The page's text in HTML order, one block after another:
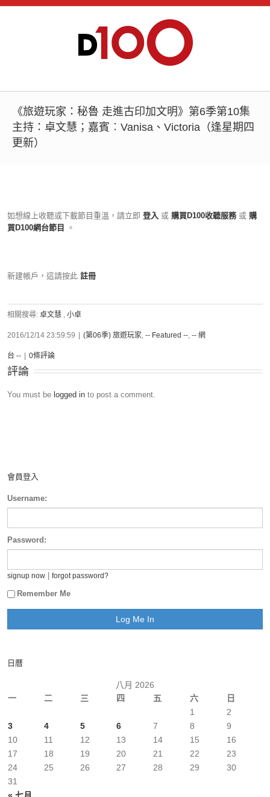
《旅遊玩家：秘魯 走進古印加文明》第6季第10集
主持：卓文慧；嘉賓︰Vanisa、Victoria（逢星期四
更新）
如想線上收聽或下載節目重溫，請立即 登入 或 購買D100收聽服務 或 購
買D100網台節目
。
新建帳戶，這請按此 註冊
相關搜尋: 卓文慧 , 小卓
2016/12/14 23:59:59 (第06季) 旅遊玩家, -- Featured --, -- 網
台 -- 0條評論
評論
You must be logged in to post a comment.
會員登入
Username:
Password:
signup now forgot password?
Remember Me
日曆
八月 2026
一
二 三 四 五 六 日
1
2
3
4 5 6 7 8
9
10
11 12 13 14 15
16
17
18 19 20 21 22
23
24
25 26 27 28 29
30
31